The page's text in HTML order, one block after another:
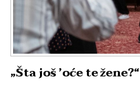
„Šta još ’oće te žene?“